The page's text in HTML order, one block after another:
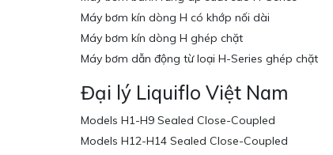
Máy bơm kín dòng H có khớp nối dài
Máy bơm kín dòng H ghép chặt
Máy bơm dẫn động từ loại H-Series ghép chặt
Đại lý Liquiflo Việt Nam
Models H1-H9 Sealed Close-Coupled
Models H12-H14 Sealed Close-Coupled